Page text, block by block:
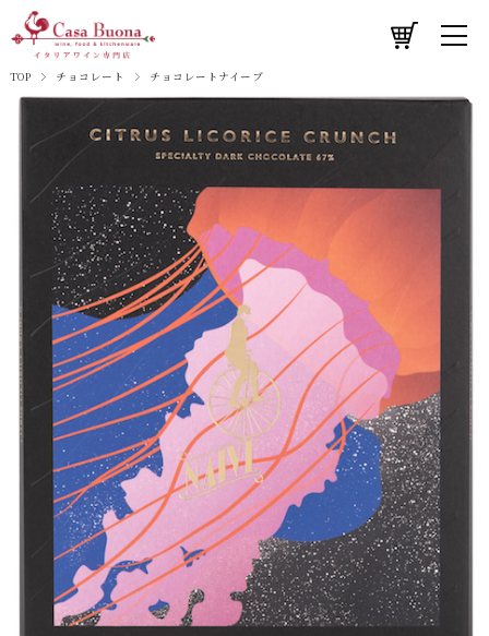
TOP チョコレート チョコレートナイーブ